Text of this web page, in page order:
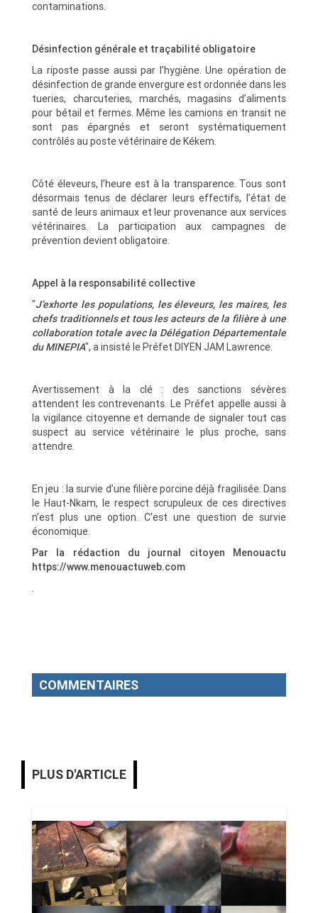
contaminations.
Désinfection générale et traçabilité obligatoire
La riposte passe aussi par l’hygiène. Une opération de
désinfection de grande envergure est ordonnée dans les
tueries, charcuteries, marchés, magasins d’aliments
pour bétail et fermes. Même les camions en transit ne
sont pas épargnés et seront systématiquement
contrôlés au poste vétérinaire de Kékem.
Côté éleveurs, l’heure est à la transparence. Tous sont
désormais tenus de déclarer leurs effectifs, l’état de
santé de leurs animaux et leur provenance aux services
vétérinaires. La participation aux campagnes de
prévention devient obligatoire.
Appel à la responsabilité collective
"J’exhorte les populations, les éleveurs, les maires, les
chefs traditionnels et tous les acteurs de la filière à une
collaboration totale avec la Délégation Départementale
du MINEPIA", a insisté le Préfet DIYEN JAM Lawrence.
Avertissement à la clé : des sanctions sévères
attendent les contrevenants. Le Préfet appelle aussi à
la vigilance citoyenne et demande de signaler tout cas
suspect au service vétérinaire le plus proche, sans
attendre.
En jeu : la survie d’une filière porcine déjà fragilisée. Dans
le Haut-Nkam, le respect scrupuleux de ces directives
n’est plus une option. C’est une question de survie
économique.
Par la rédaction du journal citoyen Menouactu
https://www.menouactuweb.com
.
COMMENTAIRES
PLUS D'ARTICLE